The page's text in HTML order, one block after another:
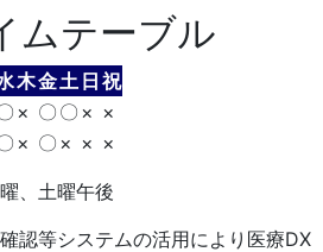
ムテーブル
木金土 日 祝
× 〇 〇 × ×
× 〇 × × ×
、土曜午後
認等システムの活用により医療DX